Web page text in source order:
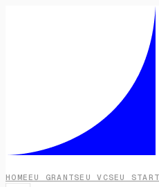
HOME EU GRANTSEU VCSEU